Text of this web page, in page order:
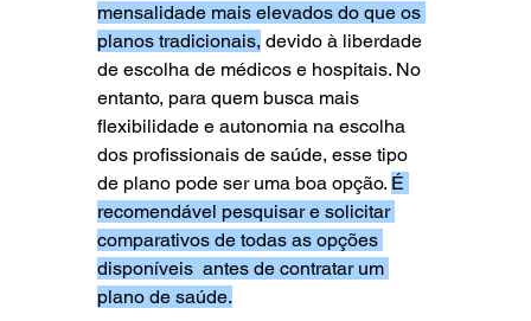
mensalidade mais elevados do que os
planos tradicionais, devido à liberdade
de escolha de médicos e hospitais. No
entanto, para quem busca mais
flexibilidade e autonomia na escolha
dos profissionais de saúde, esse tipo
de plano pode ser uma boa opção. É
recomendável pesquisar e solicitar
comparativos de todas as opções
disponíveis  antes de contratar um
plano de saúde.